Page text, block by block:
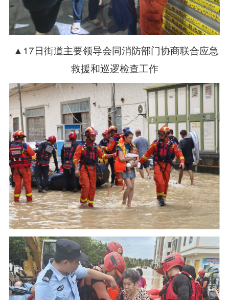
▲17日街道主要领导会同消防部门协商联合应急
救援和巡逻检查工作